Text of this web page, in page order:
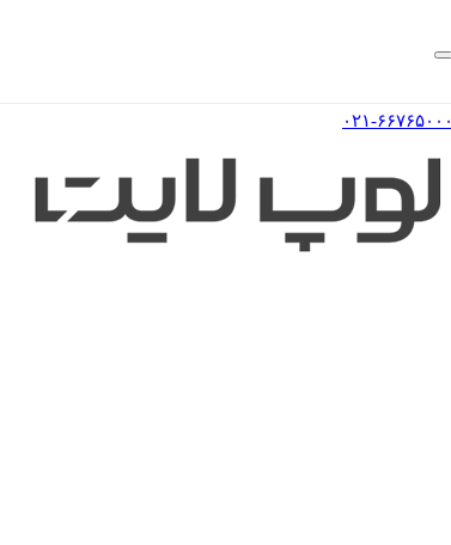
۰۲۱-۶۶۷۶۵۰۰۰